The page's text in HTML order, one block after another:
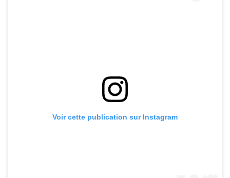
Voir cette publication sur Instagram